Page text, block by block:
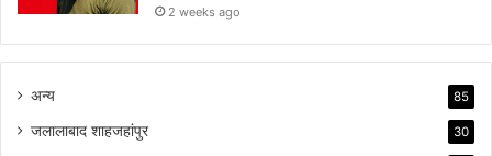
2 weeks ago
अन्य 85
जलालाबाद शाहजहांपुर 30